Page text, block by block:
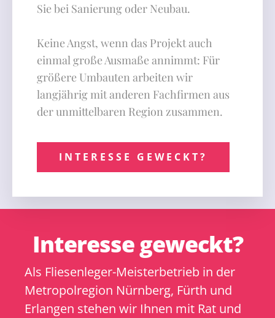
Sie bei Sanierung oder Neubau.
Keine Angst, wenn das Projekt auch
einmal große Ausmaße annimmt: Für
größere Umbauten arbeiten wir
langjährig mit anderen Fachfirmen aus
der unmittelbaren Region zusammen.
INTERESSE GEWECKT?
Interesse geweckt?
Als Fliesenleger-Meisterbetrieb in der
Metropolregion Nürnberg, Fürth und
Erlangen stehen wir Ihnen mit Rat und